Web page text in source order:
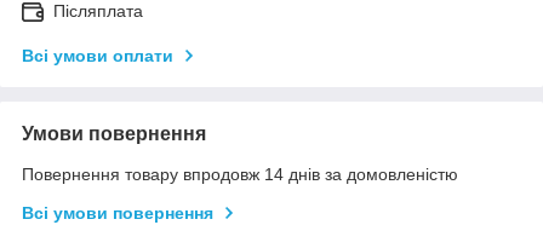
Післяплата
Всі умови оплати
Умови повернення
Повернення товару впродовж 14 днів за домовленістю
Всі умови повернення